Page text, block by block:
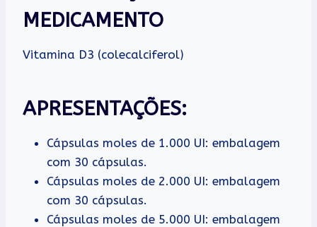
MEDICAMENTO
Vitamina D3 (colecalciferol)
APRESENTAÇÕES:
Cápsulas moles de 1.000 UI: embalagem
com 30 cápsulas.
Cápsulas moles de 2.000 UI: embalagem
com 30 cápsulas.
Cápsulas moles de 5.000 UI: embalagem